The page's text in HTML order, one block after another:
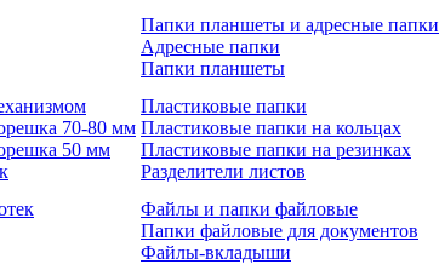
Папки планшеты и адресные папки
Адресные папки
Папки планшеты
70-80 мм
50 мм
Пластиковые папки
Пластиковые папки на кольцах
Пластиковые папки на резинках
Разделители листов
Файлы и папки файловые
Папки файловые для документов
Файлы-вкладыши